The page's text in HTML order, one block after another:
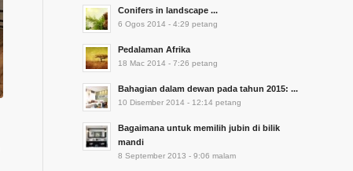
Conifers in landscape ...
6 Ogos 2014 - 4:29 petang
Pedalaman Afrika
18 Mac 2014 - 7:26 petang
Bahagian dalam dewan pada tahun 2015: ...
10 Disember 2014 - 12:14 petang
Bagaimana untuk memilih jubin di bilik
mandi
8 September 2013 - 9:06 malam